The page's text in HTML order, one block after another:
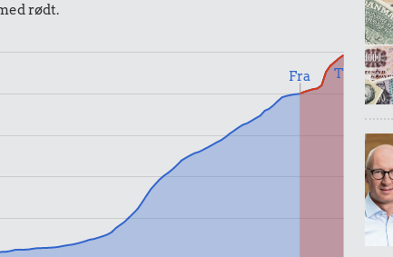
24 kr.
13 kr.
Syltede rødbeder
rødt.
Fra Til